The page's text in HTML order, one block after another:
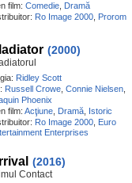
film: Comedie Dramă
Ro Image 2000 Prorom
(2000)
Ridley Scott
Russell Crowe Connie Nielsen
Phoenix
film: Acţiune Dramă Istoric
Ro Image 2000 Euro
Enterprises
(2016)
Contact